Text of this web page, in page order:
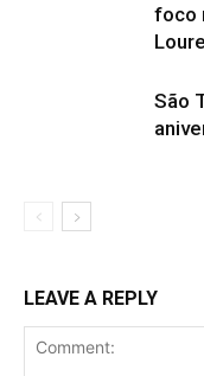
foco
São
LEAVE A REPLY